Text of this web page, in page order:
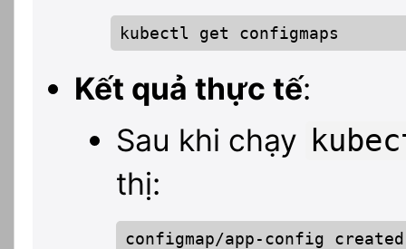
kubectl get configmaps
Kết quả thực tế:
Sau khi chạy
thị:
configmap/app-config created